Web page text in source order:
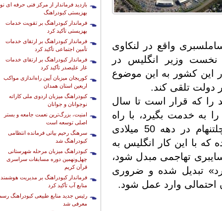
بازدید فرماندار از مرکز فنی حرفه ای
بهزیستی کبودراهنگ
فرماندار کبودراهنگ بر تقویت خدمات
بهزیستی تأکید کرد
فرماندار کبودراهنگ بر ارتقای خدمات
تأمین اجتماعی تأکید کرد
فرماندار کبودراهنگ بر ارتقای خدمات
غار علیصدر تأکید کرد
کوریجان میزبان آیین راه‌اندازی مواکب
اربعین استان همدان
کبودراهنگ میزبان اردوی ملی کاراته
نوجوانان و جوانان
امنیت، بزرگ‌ترین نعمت جامعه و بستر
اصلی توسعه است
سرهنگ رحیم بیاتی فرمانده انتظامی
کبودراهنگ شد
کبودراهنگ میزبان مرحله شهرستانی
چهل‌ونهمین دوره مسابقات سراسری
قرآن کریم
فرماندار کبودراهنگ بر مدیریت هوشمند
منابع آب تأکید کرد
رئیس جدید منابع طبیعی کبودراهنگ
معرفی شد
واقع در لنکاوی
وزیر انگلیس در
این کشور به این موضوع
دولت تلقی کند.
را که قرار است تا سال
به خدمت بگیرد، با راه
اندازی مراکز ستاد ارتباطات انگلیس در چلتنهام در دهه 50 میلادی
با این کار انگلیس به
تهاجمی مبدل شود،
تبدیل شده و ضروری
احتمالی وارد عمل شود.